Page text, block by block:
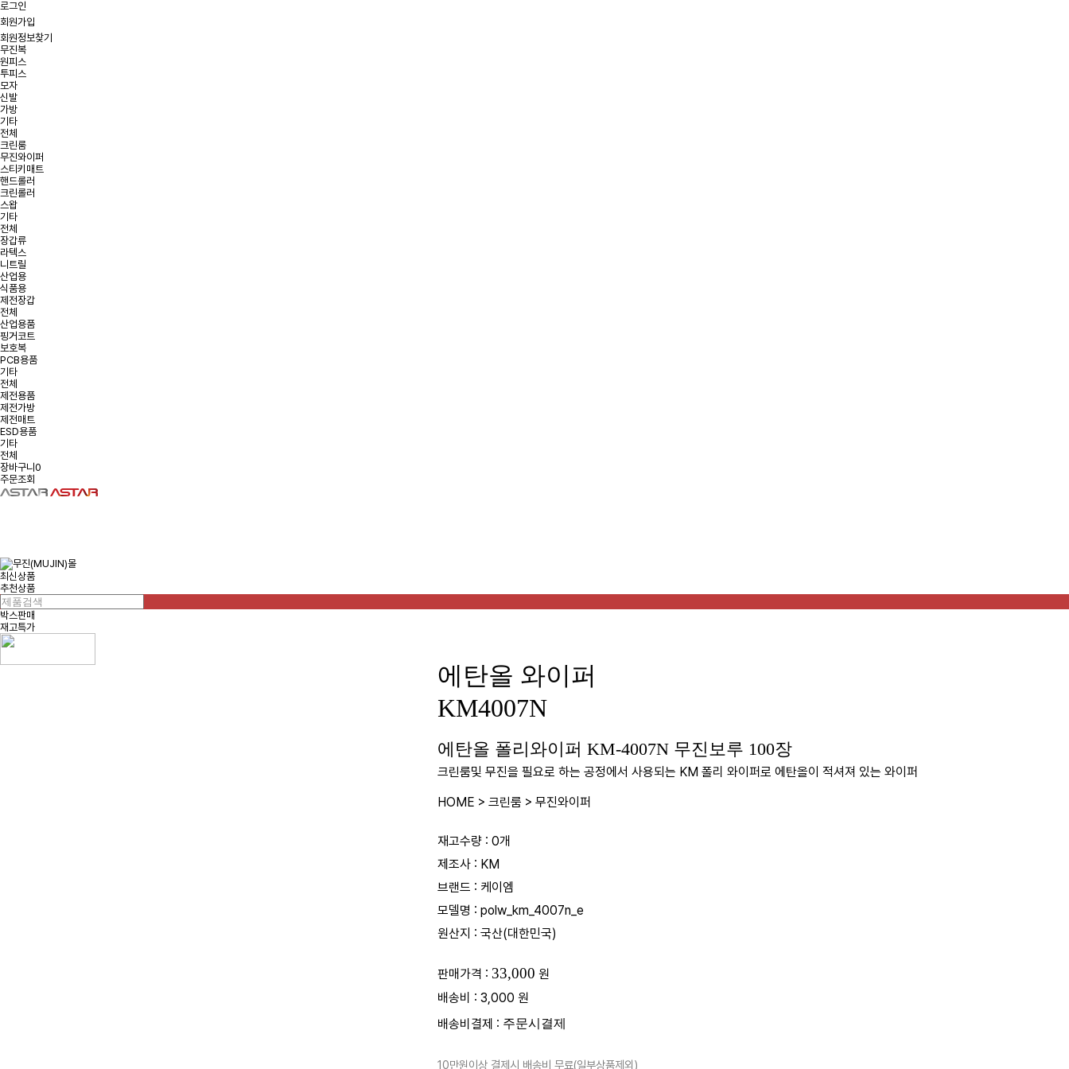
로그인
회원가입
회원정보찾기
무진복
원피스
투피스
모자
신발
가방
기타
전체
크린룸
무진와이퍼
스티키매트
핸드롤러
크린롤러
스왑
기타
전체
장갑류
라텍스
니트릴
산업용
식품용
제전장갑
전체
산업용품
핑거코트
보호복
PCB용품
기타
전체
제전용품
제전가방
제전매트
ESD용품
기타
전체
장바구니 0
주문조회
최신상품
추천상품
박스판매
재고특가
에탄올 와이퍼
KM4007N
에탄올 폴리와이퍼 KM-4007N 무진보루 100장
크린룸및 무진을 필요로 하는 공정에서 사용되는 KM 폴리 와이퍼로 에탄올이 적셔져 있는 와이퍼
HOME > 크린룸 > 무진와이퍼
재고수량 : 0개
제조사 : KM
브랜드 : 케이엠
모델명 : polw_km_4007n_e
원산지 : 국산(대한민국)
판매가격 : 33,000 원
배송비 : 3,000 원
배송비결제 :
10만원이상 결제시 배송비 무료(일부상품제외)